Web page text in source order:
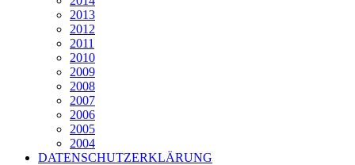
2013
2012
2011
2010
2009
2008
2007
2006
2005
2004
DATENSCHUTZERKLÄRUNG